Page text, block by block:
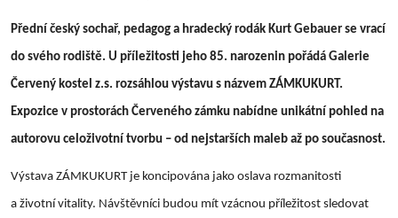
Přední český sochař, pedagog a hradecký rodák Kurt Gebauer se vrací
do svého rodiště. U příležitosti jeho 85. narozenin pořádá Galerie
Červený kostel z.s. rozsáhlou výstavu s názvem ZÁMKUKURT.
Expozice v prostorách Červeného zámku nabídne unikátní pohled na
autorovu celoživotní tvorbu – od nejstarších maleb až po současnost.
Výstava ZÁMKUKURT je koncipována jako oslava rozmanitosti
a životní vitality. Návštěvníci budou mít vzácnou příležitost sledovat